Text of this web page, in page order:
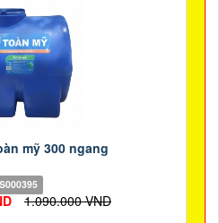
mỹ 300 ngang
S000395
1.090.000 VND